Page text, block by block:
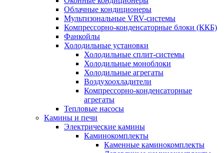
Облачные кондиционеры
Мультизональные VRV-системы
Компрессорно-конденсаторные блоки (ККБ)
Фанкойлы
Холодильные установки
Холодильные сплит-системы
Холодильные моноблоки
Холодильные агрегаты
Воздухоохладители
Компрессорно-конденсаторные
агрегаты
Тепловые насосы
Камины и печи
Электрические камины
Каминокомплекты
Каменные каминокомплекты